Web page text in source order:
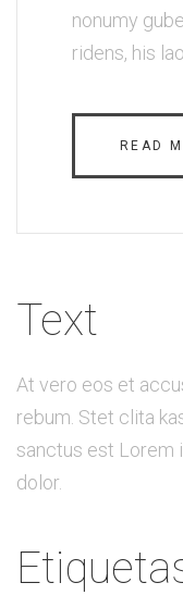
nonumy
ridens, his
READ
Text
At vero eos et
rebum. Stet clita
sanctus est Lorem
dolor.